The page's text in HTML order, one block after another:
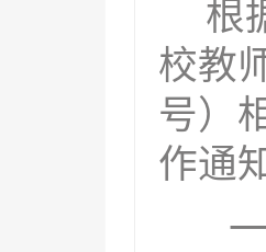
根
校教
号）
作通